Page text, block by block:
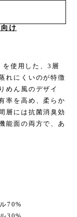
け
使⽤した、3層
れにくいのが特徴
めん⾵のデザイ
率を高め、柔らか
層には抗菌消臭効
能面の両方で、あ
70%